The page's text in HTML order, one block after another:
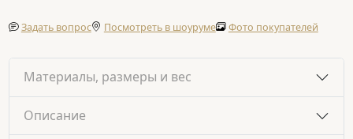
Задать вопрос Посмотреть в шоуруме Фото покупателей
Материалы, размеры и вес
Описание